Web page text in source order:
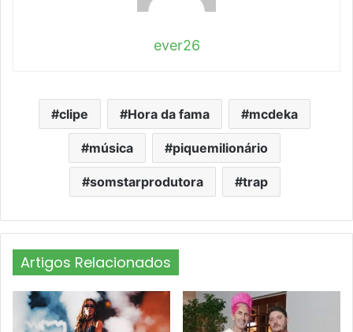
ever26
clipe Hora da fama mcdeka
música piquemilionário
somstarprodutora trap
Artigos Relacionados